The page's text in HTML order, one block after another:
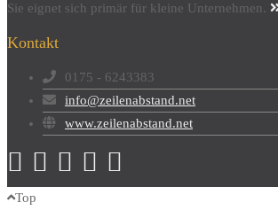
Sie eignet sich primär für kleine Unternehmen.
Kontakt
0175 - 6243383
info@zeilenabstand.net
www.zeilenabstand.net
Top